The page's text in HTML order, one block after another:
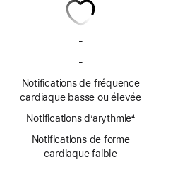
-
disponibles
-
non
disponible
Notifications de fréquence
cardiaque basse ou élevée
Notifications d’arythmie
de
4
Notifications de forme
cardiaque faible
-